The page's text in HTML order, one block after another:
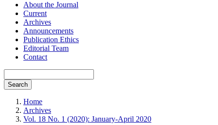
About the Journal
Current
Archives
Announcements
Publication Ethics
Editorial Team
Contact
Search
Home
Archives
Vol. 18 No. 1 (2020): January-April 2020